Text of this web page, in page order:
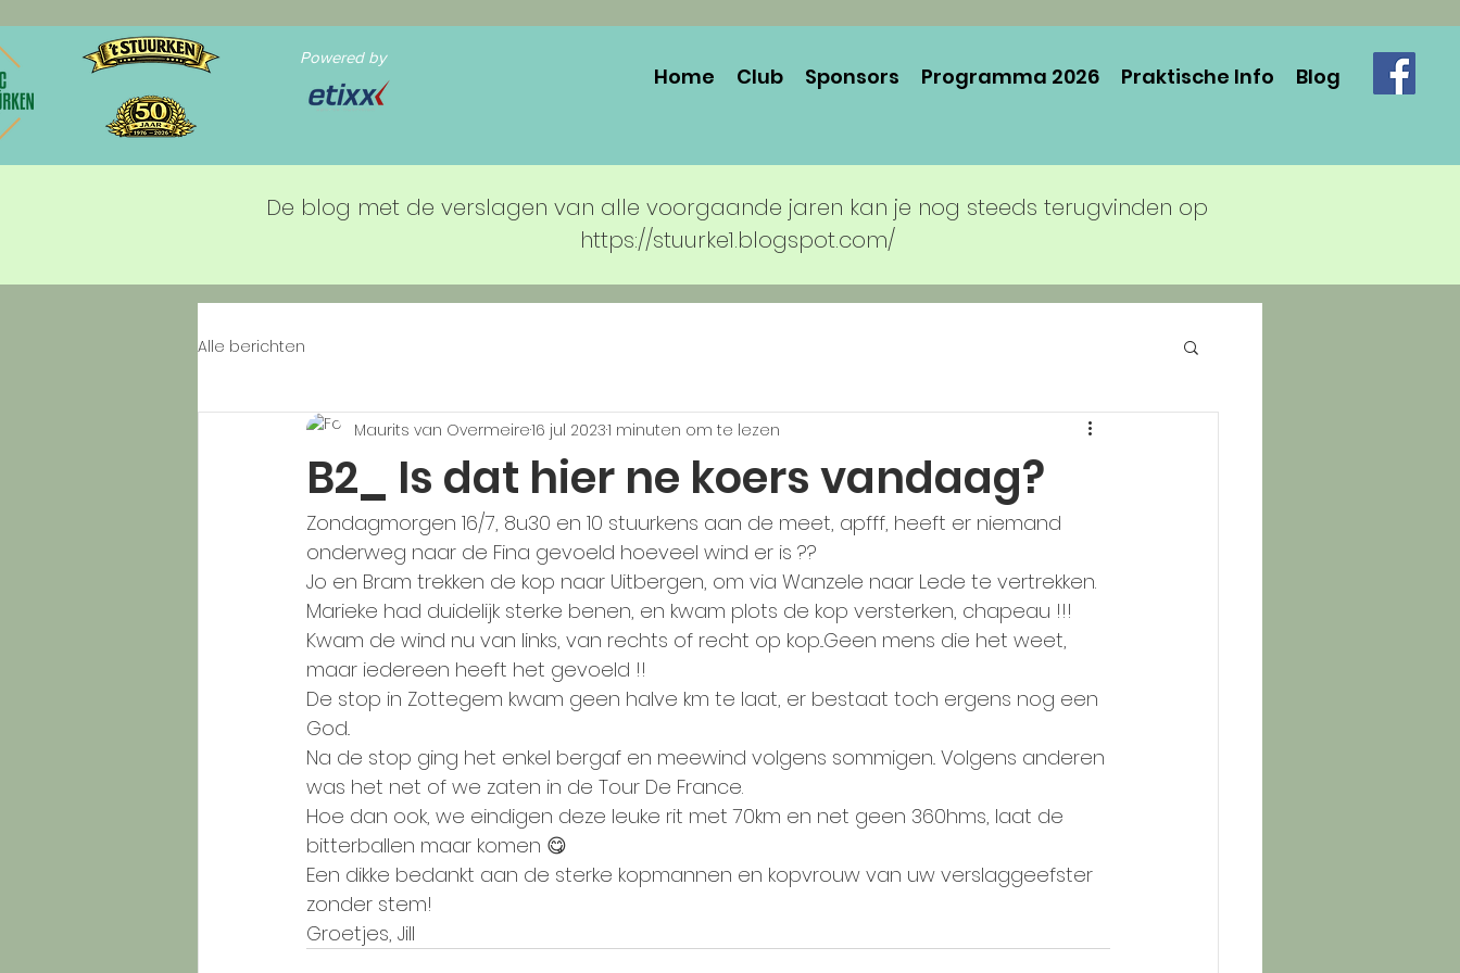
Powered by
Home Club Sponsors Programma 2026 Praktische Info Blog
De blog met de verslagen van alle voorgaande jaren kan je nog steeds terugvinden op
https://stuurke1.blogspot.com/
Alle berichten
B2_ Is dat hier ne koers vandaag?
Maurits van Overmeire16 jul 20231 minuten om te lezen
Zondagmorgen 16/7, 8u30 en 10 stuurkens aan de meet, apfff, heeft er niemand
onderweg naar de Fina gevoeld hoeveel wind er is ??
Jo en Bram trekken de kop naar Uitbergen, om via Wanzele naar Lede te vertrekken.
Marieke had duidelijk sterke benen, en kwam plots de kop versterken, chapeau !!!
Kwam de wind nu van links, van rechts of recht op kop...Geen mens die het weet,
maar iedereen heeft het gevoeld !!
De stop in Zottegem kwam geen halve km te laat, er bestaat toch ergens nog een
God..
Na de stop ging het enkel bergaf en meewind volgens sommigen.. Volgens anderen
was het net of we zaten in de Tour De France.
Hoe dan ook, we eindigen deze leuke rit met 70km en net geen 360hms, laat de
bitterballen maar komen 😋
Een dikke bedankt aan de sterke kopmannen en kopvrouw van uw verslaggeefster
zonder stem!
Groetjes, Jill